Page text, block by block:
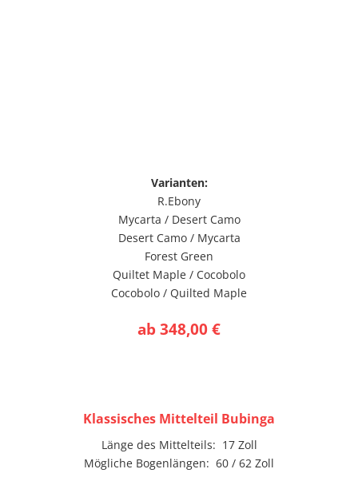
Varianten:
R.Ebony
Mycarta / Desert Camo
Desert Camo / Mycarta
Forest Green
Quiltet Maple / Cocobolo
Cocobolo / Quilted Maple
ab 348,00 €
Klassisches Mittelteil Bubinga
Länge des Mittelteils: 17 Zoll
Mögliche Bogenlängen: 60 / 62 Zoll